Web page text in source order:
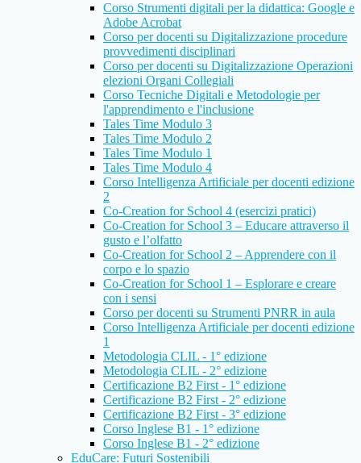
Corso Strumenti digitali per la didattica: Google e
Adobe Acrobat
Corso per docenti su Digitalizzazione procedure
provvedimenti disciplinari
Corso per docenti su Digitalizzazione Operazioni
elezioni Organi Collegiali
Corso Tecniche Digitali e Metodologie per
l'apprendimento e l'inclusione
Tales Time Modulo 3
Tales Time Modulo 2
Tales Time Modulo 1
Tales Time Modulo 4
Corso Intelligenza Artificiale per docenti edizione
2
Co-Creation for School 4 (esercizi pratici)
Co-Creation for School 3 – Educare attraverso il
gusto e l’olfatto
Co-Creation for School 2 – Apprendere con il
corpo e lo spazio
Co-Creation for School 1 – Esplorare e creare
con i sensi
Corso per docenti su Strumenti PNRR in aula
Corso Intelligenza Artificiale per docenti edizione
1
Metodologia CLIL - 1° edizione
Metodologia CLIL - 2° edizione
Certificazione B2 First - 1° edizione
Certificazione B2 First - 2° edizione
Certificazione B2 First - 3° edizione
Corso Inglese B1 - 1° edizione
Corso Inglese B1 - 2° edizione
EduCare: Futuri Sostenibili